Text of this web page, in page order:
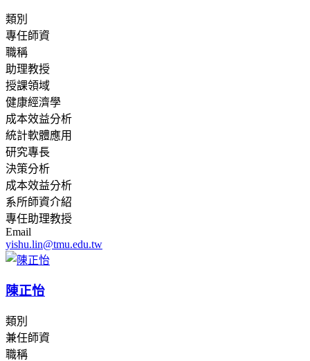
類別
專任師資
職稱
助理教授
授課領域
健康經濟學
成本效益分析
統計軟體應用
研究專長
決策分析
成本效益分析
系所師資介紹
專任助理教授
Email
yishu.lin@tmu.edu.tw
陳正怡
類別
兼任師資
職稱